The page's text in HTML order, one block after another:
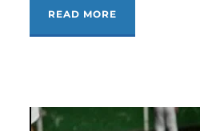
READ MORE